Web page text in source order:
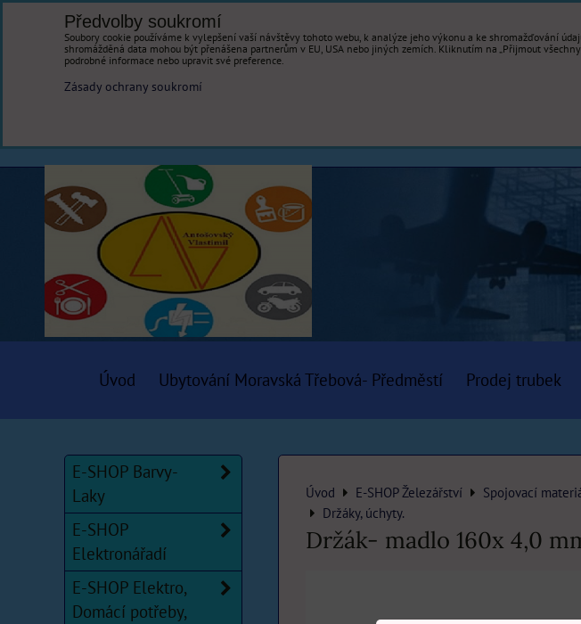
Úvod Ubytování Moravská Třebová- Předměstí Prodej trubek
Úvod E-SHOP Železářství Spojovací
Držáky, úchyty.
Držák- madlo 160x 4,0
E-SHOP Barvy-
Laky
E-SHOP
Elektronářadí
E-SHOP Elektro,
Domácí potřeby,
Předvolby soukromí
Soubory cookie používáme k vylepšení vaší návštěvy tohoto webu, k analýze jeho výkonu a ke shromažďování
shromážděná data mohou být přenášena partnerům v EU, USA nebo jiných zemích. Kliknutím na „Přijmout
podrobné informace nebo upravit své preference.
Zásady ochrany soukromí